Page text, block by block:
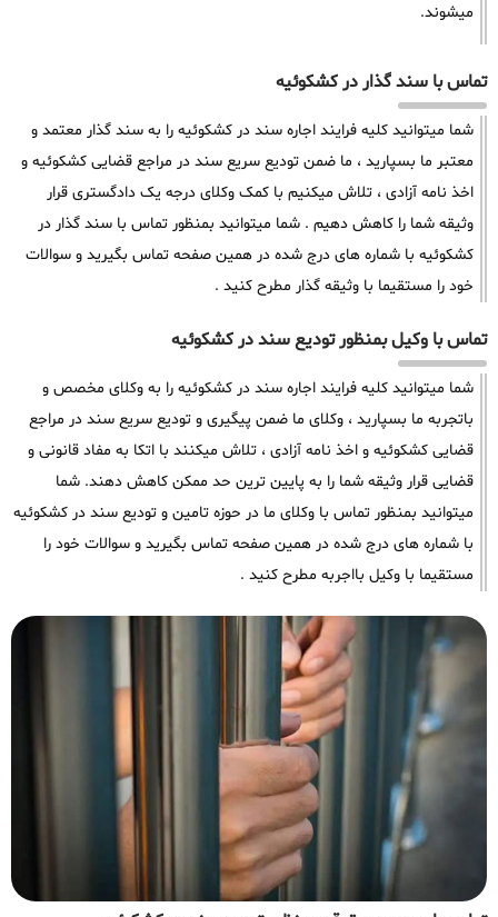
میشوند.
تماس با سند گذار در کشکوئیه
شما میتوانید کلیه فرایند اجاره سند در کشکوئیه را به سند گذار معتمد و
معتبر ما بسپارید ، ما ضمن تودیع سریع سند در مراجع قضایی کشکوئیه و
اخذ نامه آزادی ، تلاش میکنیم با کمک وکلای درجه یک دادگستری قرار
وثیقه شما را کاهش دهیم . شما میتوانید بمنظور تماس با سند گذار در
کشکوئیه با شماره های درج شده در همین صفحه تماس بگیرید و سوالات
خود را مستقیما با وثیقه گذار مطرح کنید .
تماس با وکیل بمنظور تودیع سند در کشکوئیه
شما میتوانید کلیه فرایند اجاره سند در کشکوئیه را به وکلای مخصص و
باتجربه ما بسپارید ، وکلای ما ضمن پیگیری و تودیع سریع سند در مراجع
قضایی کشکوئیه و اخذ نامه آزادی ، تلاش میکنند با اتکا به مفاد قانونی و
قضایی قرار وثیقه شما را به پایین ترین حد ممکن کاهش دهند. شما
میتوانید بمنظور تماس با وکلای ما در حوزه تامین و تودیع سند در کشکوئیه
با شماره های درج شده در همین صفحه تماس بگیرید و سوالات خود را
مستقیما با وکیل بااجربه مطرح کنید .